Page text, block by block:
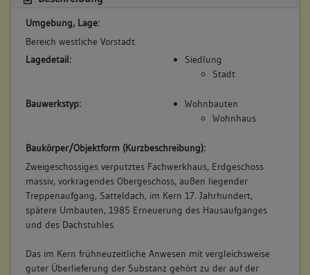
Bemerkung Familie:
Witwe des Sigmundt Mayer
Bemerkung Besitz:
keiner
Betroffene Gebäudeteile:
Erdgeschoss
Obergeschoss(e)
Dachgeschoss(e)
Untergeschoss(e)
Umgebung, Lage:
Bereich westliche Vorstadt.
Lagedetail:
Siedlung
Stadt
Bauwerkstyp:
Wohnbauten
Wohnhaus
Baukörper/Objektform (Kurzbeschreibung):
Zweigeschossiges verputztes Fachwerkhaus, Erdgeschoss
massiv, vorkragendes Obergeschoss, außen liegender
Treppenaufgang, Satteldach, im Kern 17. Jahrhundert,
spätere Umbauten, 1985 Erneuerung des Hausaufganges
und des Dachstuhles.
Das im Kern frühneuzeitliche Anwesen mit vergleichsweise
guter Überlieferung der Substanz gehört zu der auf der